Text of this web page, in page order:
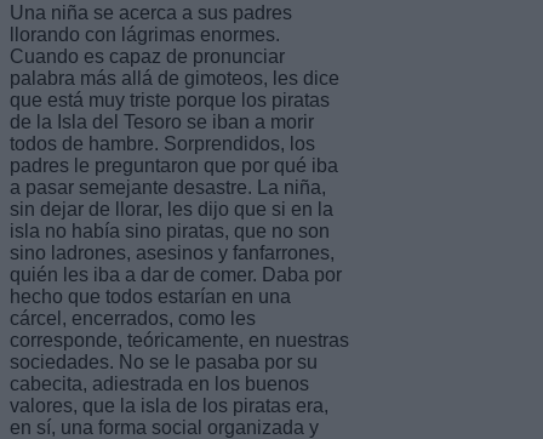
Una niña se acerca a sus padres
llorando con lágrimas enormes.
Cuando es capaz de pronunciar
palabra más allá de gimoteos, les dice
que está muy triste porque los piratas
de la Isla del Tesoro se iban a morir
todos de hambre. Sorprendidos, los
padres le preguntaron que por qué iba
a pasar semejante desastre. La niña,
sin dejar de llorar, les dijo que si en la
isla no había sino piratas, que no son
sino ladrones, asesinos y fanfarrones,
quién les iba a dar de comer. Daba por
hecho que todos estarían en una
cárcel, encerrados, como les
corresponde, teóricamente, en nuestras
sociedades. No se le pasaba por su
cabecita, adiestrada en los buenos
valores, que la isla de los piratas era,
en sí, una forma social organizada y